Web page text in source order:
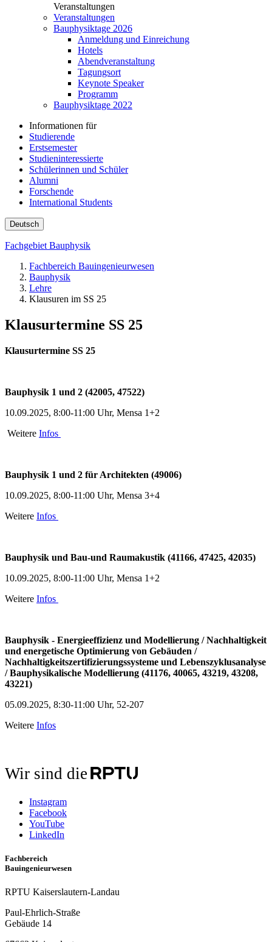
Veranstaltungen
Veranstaltungen
Bauphysiktage 2026
Anmeldung und Einreichung
Hotels
Abendveranstaltung
Tagungsort
Keynote Speaker
Programm
Bauphysiktage 2022
Informationen für
Studierende
Erstsemester
Studieninteressierte
Schülerinnen und Schüler
Alumni
Forschende
International Students
Deutsch
Fachgebiet Bauphysik
Fachbereich Bauingenieurwesen
Bauphysik
Lehre
Klausuren im SS 25
Klausurtermine SS 25
Klausurtermine SS 25
Bauphysik 1 und 2 (42005, 47522)
10.09.2025, 8:00-11:00 Uhr, Mensa 1+2
Weitere Infos
Bauphysik 1 und 2 für Architekten (49006)
10.09.2025, 8:00-11:00 Uhr, Mensa 3+4
Weitere Infos
Bauphysik und Bau-und Raumakustik (41166, 47425, 42035)
10.09.2025, 8:00-11:00 Uhr, Mensa 1+2
Weitere Infos
Bauphysik - Energieeffizienz und Modellierung / Nachhaltigkeit
und energetische Optimierung von Gebäuden /
Nachhaltigkeitszertifizierungssysteme und Lebenszyklusanalyse
/ Bauphysikalische Modellierung (41176, 40065, 43219, 43208,
43221)
05.09.2025, 8:30-11:00 Uhr, 52-207
Weitere Infos
Wir sind die
Instagram
Facebook
YouTube
LinkedIn
Fachbereich
Bauingenieurwesen
RPTU Kaiserslautern-Landau
Paul-Ehrlich-Straße
Gebäude 14